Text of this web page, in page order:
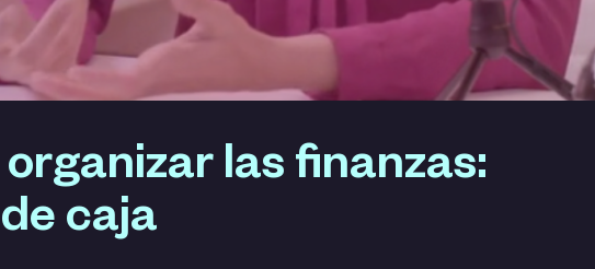
las finanzas:
caja